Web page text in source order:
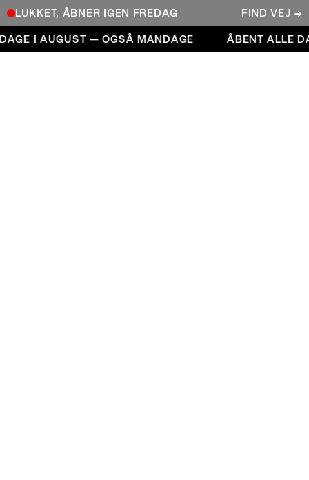
LUKKET, ÅBNER IGEN FREDAG FIND VEJ →
Åbent alle dage i august — også mandage
I AUGUST — OGSÅ MANDAGE ÅBENT ALLE